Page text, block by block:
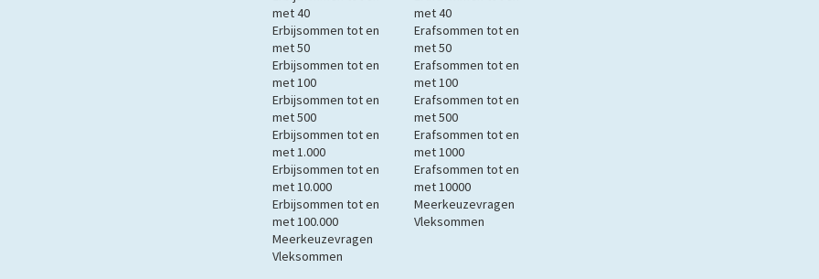
met 40
Erbijsommen tot en
met 50
Erbijsommen tot en
met 100
Erbijsommen tot en
met 500
Erbijsommen tot en
met 1.000
Erbijsommen tot en
met 10.000
Erbijsommen tot en
met 100.000
Meerkeuzevragen
Vleksommen
met 40
Erafsommen tot en
met 50
Erafsommen tot en
met 100
Erafsommen tot en
met 500
Erafsommen tot en
met 1000
Erafsommen tot en
met 10000
Meerkeuzevragen
Vleksommen